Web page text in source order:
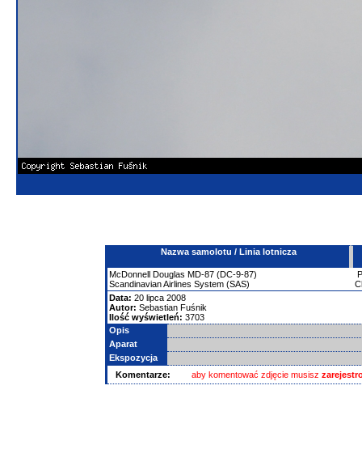
Nazwa samolotu / Linia lotnicza
McDonnell Douglas MD-87 (DC-9-87)
Scandinavian Airlines System (SAS)
Data: 20 lipca 2008
Autor: Sebastian Fuśnik
Ilość wyświetleń: 3703
Opis
Aparat
Ekspozycja
Komentarze:
aby komentować zdjęcie musisz